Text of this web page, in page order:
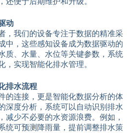
动
，我们的设备专注于数据的精准采
中，这些感知设备成为数据驱动的
质、水量、水位等关键参数，系统
，实现智能化排水管理。
排水流程
的连接，更是智能化数据分析的体
深度分析，系统可以自动识别排水
减少不必要的水资源浪费。例如，
统可预测降雨量，提前调整排水策